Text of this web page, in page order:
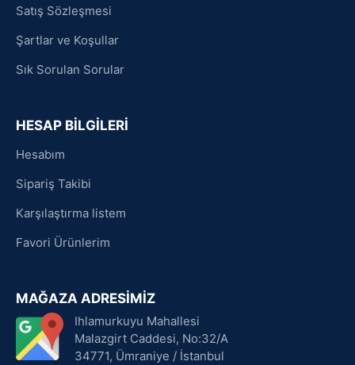
Satış Sözleşmesi
Şartlar ve Koşullar
Sık Sorulan Sorular
HESAP BİLGİLERİ
Hesabım
Sipariş Takibi
Karşılaştırma listem
Favori Ürünlerim
MAĞAZA ADRESİMİZ
Ihlamurkuyu Mahallesi
Malazgirt Caddesi, No:32/A
34771, Ümraniye / İstanbul